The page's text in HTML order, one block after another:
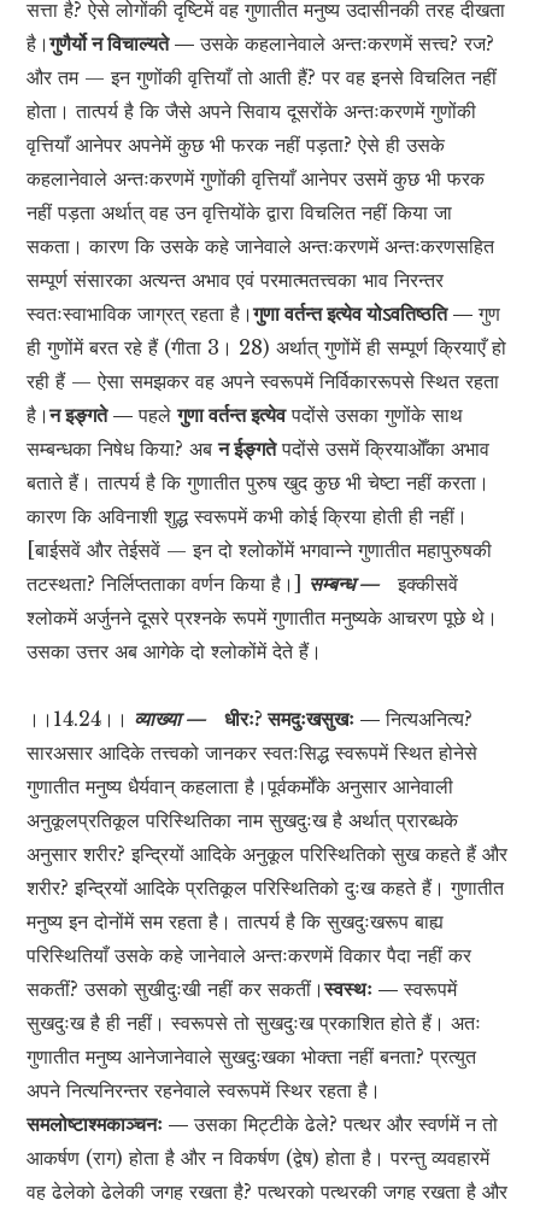
सत्ता है? ऐसे लोगोंकी दृष्टिमें वह गुणातीत मनुष्य उदासीनकी तरह दीखता
है।गुणैर्यो न विचाल्यते —उसके कहलानेवाले अन्तःकरणमें सत्त्व? रज?
और तम — इन गुणोंकी वृत्तियाँ तो आती हैं? पर वह इनसे विचलित नहीं
होता। तात्पर्य है कि जैसे अपने सिवाय दूसरोंके अन्तःकरणमें गुणोंकी
वृत्तियाँ आनेपर अपनेमें कुछ भी फरक नहीं पड़ता? ऐसे ही उसके
कहलानेवाले अन्तःकरणमें गुणोंकी वृत्तियाँ आनेपर उसमें कुछ भी फरक
नहीं पड़ता अर्थात् वह उन वृत्तियोंके द्वारा विचलित नहीं किया जा
सकता। कारण कि उसके कहे जानेवाले अन्तःकरणमें अन्तःकरणसहित
सम्पूर्ण संसारका अत्यन्त अभाव एवं परमात्मतत्त्वका भाव निरन्तर
स्वतःस्वाभाविक जाग्रत् रहता है।गुणा वर्तन्त इत्येव योऽवतिष्ठति —गुण
ही गुणोंमें बरत रहे हैं (गीता 3। 28) अर्थात् गुणोंमें ही सम्पूर्ण क्रियाएँ हो
रही हैं — ऐसा समझकर वह अपने स्वरूपमें निर्विकाररूपसे स्थित रहता
है।न इङ्गते —पहलेगुणा वर्तन्त इत्येवपदोंसे उसका गुणोंके साथ
सम्बन्धका निषेध किया? अबन ईङ्गतेपदोंसे उसमें क्रियाओँका अभाव
बताते हैं। तात्पर्य है कि गुणातीत पुरुष खुद कुछ भी चेष्टा नहीं करता।
कारण कि अविनाशी शुद्ध स्वरूपमें कभी कोई क्रिया होती ही नहीं।
[बाईसवें और तेईसवें — इन दो श्लोकोंमें भगवान्ने गुणातीत महापुरुषकी
तटस्थता? निर्लिप्तताका वर्णन किया है।] सम्बन्ध —
इक्कीसवें
श्लोकमें अर्जुनने दूसरे प्रश्नके रूपमें गुणातीत मनुष्यके आचरण पूछे थे।
उसका उत्तर अब आगेके दो श्लोकोंमें देते हैं।
।।14.24।। व्याख्या — धीरः? समदुःखसुखः —नित्यअनित्य?
सारअसार आदिके तत्त्वको जानकर स्वतःसिद्ध स्वरूपमें स्थित होनेसे
गुणातीत मनुष्य धैर्यवान् कहलाता है।पूर्वकर्मोंके अनुसार आनेवाली
अनुकूलप्रतिकूल परिस्थितिका नाम सुखदुःख है अर्थात् प्रारब्धके
अनुसार शरीर? इन्द्रियों आदिके अनुकूल परिस्थितिको सुख कहते हैं और
शरीर? इन्द्रियों आदिके प्रतिकूल परिस्थितिको दुःख कहते हैं। गुणातीत
मनुष्य इन दोनोंमें सम रहता है। तात्पर्य है कि सुखदुःखरूप बाह्य
परिस्थितियाँ उसके कहे जानेवाले अन्तःकरणमें विकार पैदा नहीं कर
सकतीं? उसको सुखीदुःखी नहीं कर सकतीं।स्वस्थः —स्वरूपमें
सुखदुःख है ही नहीं। स्वरूपसे तो सुखदुःख प्रकाशित होते हैं। अतः
गुणातीत मनुष्य आनेजानेवाले सुखदुःखका भोक्ता नहीं बनता? प्रत्युत
अपने नित्यनिरन्तर रहनेवाले स्वरूपमें स्थिर रहता है।
समलोष्टाश्मकाञ्चनः —उसका मिट्टीके ढेले? पत्थर और स्वर्णमें न तो
आकर्षण (राग) होता है और न विकर्षण (द्वेष) होता है। परन्तु व्यवहारमें
वह ढेलेको ढेलेकी जगह रखता है? पत्थरको पत्थरकी जगह रखता है और